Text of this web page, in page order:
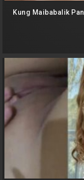
Kung Maibabalik